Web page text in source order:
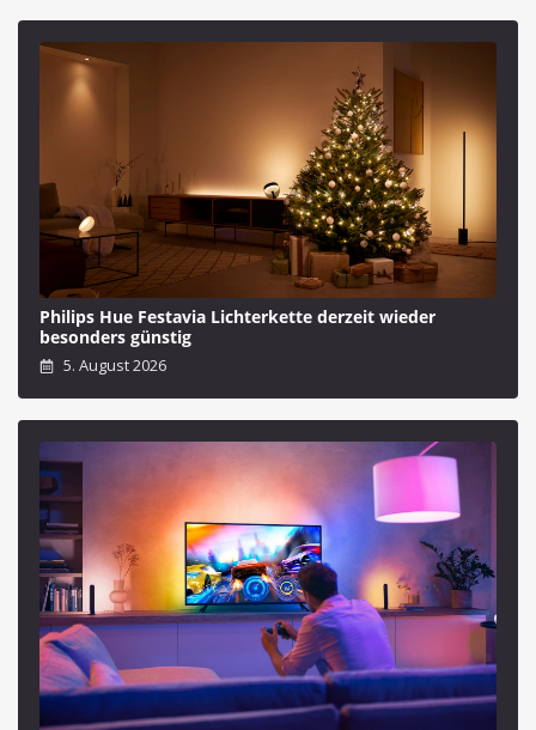
Philips Hue Festavia Lichterkette derzeit wieder
besonders günstig
5. August 2026